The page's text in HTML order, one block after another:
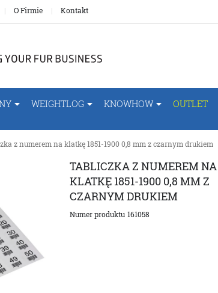
O Firmie Kontakt
WEIGHTLOG KNOWHOW OUTLET
z numerem na klatkę 1851-1900 0,8 mm z czarnym drukiem
TABLICZKA Z NUMEREM NA
KLATKĘ 1851-1900 0,8 MM Z
CZARNYM DRUKIEM
Numer produktu 161058